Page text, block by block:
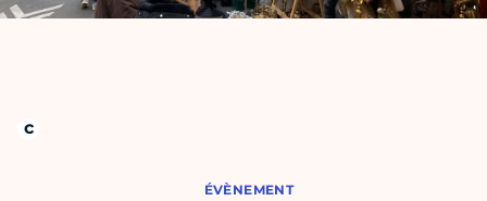
ÉVÈNEMENT